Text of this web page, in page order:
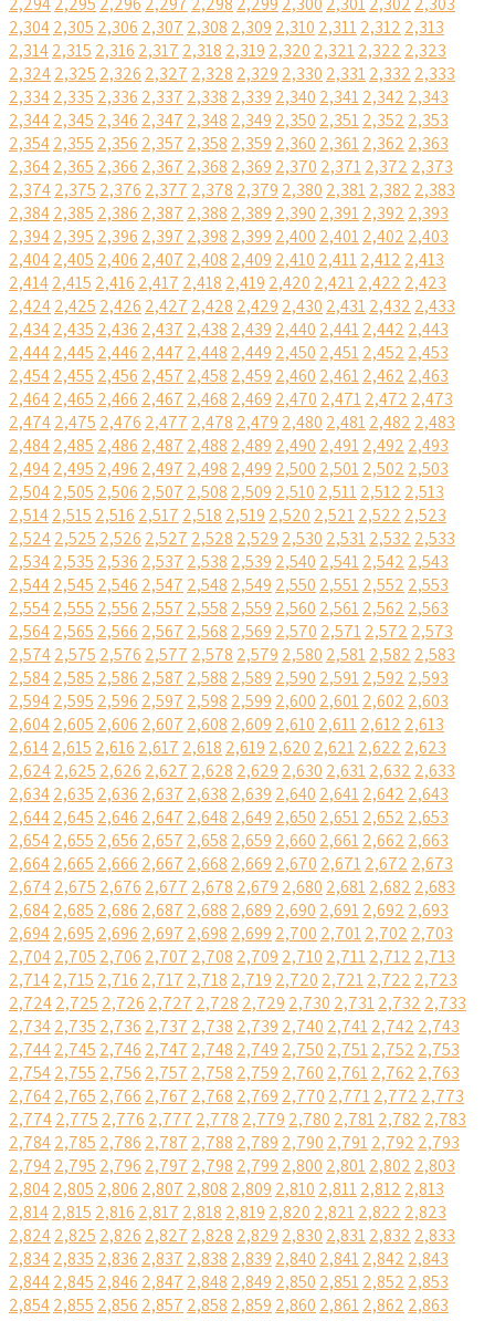
2,3042,305 2,306 2,307 2,308 2,309 2,310 2,3112,312 2,313
2,3142,315 2,316 2,317 2,318 2,319 2,320 2,3212,322 2,323
2,3242,325 2,326 2,327 2,328 2,329 2,330 2,3312,332 2,333
2,3342,335 2,336 2,337 2,338 2,339 2,340 2,3412,342 2,343
2,3442,345 2,346 2,347 2,348 2,349 2,350 2,3512,352 2,353
2,3542,355 2,356 2,357 2,358 2,359 2,360 2,3612,362 2,363
2,3642,365 2,366 2,367 2,368 2,369 2,370 2,3712,372 2,373
2,3742,375 2,376 2,377 2,378 2,379 2,380 2,3812,382 2,383
2,3842,385 2,386 2,387 2,388 2,389 2,390 2,3912,392 2,393
2,3942,395 2,396 2,397 2,398 2,399 2,400 2,4012,402 2,403
2,4042,405 2,406 2,407 2,408 2,409 2,410 2,4112,412 2,413
2,4142,415 2,416 2,417 2,418 2,419 2,420 2,4212,422 2,423
2,4242,425 2,426 2,427 2,428 2,429 2,430 2,4312,432 2,433
2,4342,435 2,436 2,437 2,438 2,439 2,440 2,4412,442 2,443
2,4442,445 2,446 2,447 2,448 2,449 2,450 2,4512,452 2,453
2,4542,455 2,456 2,457 2,458 2,459 2,460 2,4612,462 2,463
2,4642,465 2,466 2,467 2,468 2,469 2,470 2,4712,472 2,473
2,4742,475 2,476 2,477 2,478 2,479 2,480 2,4812,482 2,483
2,4842,485 2,486 2,487 2,488 2,489 2,490 2,4912,492 2,493
2,4942,495 2,496 2,497 2,498 2,499 2,500 2,5012,502 2,503
2,5042,505 2,506 2,507 2,508 2,509 2,510 2,5112,512 2,513
2,5142,515 2,516 2,517 2,518 2,519 2,520 2,5212,522 2,523
2,5242,525 2,526 2,527 2,528 2,529 2,530 2,5312,532 2,533
2,5342,535 2,536 2,537 2,538 2,539 2,540 2,5412,542 2,543
2,5442,545 2,546 2,547 2,548 2,549 2,550 2,5512,552 2,553
2,5542,555 2,556 2,557 2,558 2,559 2,560 2,5612,562 2,563
2,5642,565 2,566 2,567 2,568 2,569 2,570 2,5712,572 2,573
2,5742,575 2,576 2,577 2,578 2,579 2,580 2,5812,582 2,583
2,5842,585 2,586 2,587 2,588 2,589 2,590 2,5912,592 2,593
2,5942,595 2,596 2,597 2,598 2,599 2,600 2,6012,602 2,603
2,6042,605 2,606 2,607 2,608 2,609 2,610 2,6112,612 2,613
2,6142,615 2,616 2,617 2,618 2,619 2,620 2,6212,622 2,623
2,6242,625 2,626 2,627 2,628 2,629 2,630 2,6312,632 2,633
2,6342,635 2,636 2,637 2,638 2,639 2,640 2,6412,642 2,643
2,6442,645 2,646 2,647 2,648 2,649 2,650 2,6512,652 2,653
2,6542,655 2,656 2,657 2,658 2,659 2,660 2,6612,662 2,663
2,6642,665 2,666 2,667 2,668 2,669 2,670 2,6712,672 2,673
2,6742,675 2,676 2,677 2,678 2,679 2,680 2,6812,682 2,683
2,6842,685 2,686 2,687 2,688 2,689 2,690 2,6912,692 2,693
2,6942,695 2,696 2,697 2,698 2,699 2,700 2,7012,702 2,703
2,7042,705 2,706 2,707 2,708 2,709 2,710 2,7112,712 2,713
2,7142,715 2,716 2,717 2,718 2,719 2,720 2,7212,722 2,723
2,7242,725 2,726 2,727 2,728 2,729 2,730 2,7312,732 2,733
2,7342,735 2,736 2,737 2,738 2,739 2,740 2,7412,742 2,743
2,7442,745 2,746 2,747 2,748 2,749 2,750 2,7512,752 2,753
2,7542,755 2,756 2,757 2,758 2,759 2,760 2,7612,762 2,763
2,7642,765 2,766 2,767 2,768 2,769 2,770 2,7712,772 2,773
2,7742,775 2,776 2,777 2,778 2,779 2,780 2,7812,782 2,783
2,7842,785 2,786 2,787 2,788 2,789 2,790 2,7912,792 2,793
2,7942,795 2,796 2,797 2,798 2,799 2,800 2,8012,802 2,803
2,8042,805 2,806 2,807 2,808 2,809 2,810 2,8112,812 2,813
2,8142,815 2,816 2,817 2,818 2,819 2,820 2,8212,822 2,823
2,8242,825 2,826 2,827 2,828 2,829 2,830 2,8312,832 2,833
2,8342,835 2,836 2,837 2,838 2,839 2,840 2,8412,842 2,843
2,8442,845 2,846 2,847 2,848 2,849 2,850 2,8512,852 2,853
2,8542,855 2,856 2,857 2,858 2,859 2,860 2,8612,862 2,863